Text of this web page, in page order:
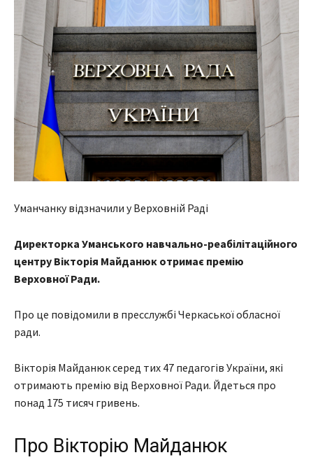
Уманчанку відзначили у Верховній Раді
Директорка Уманського навчально-реабілітаційного
центру Вікторія Майданюк отримає премію
Верховної Ради.
Про це повідомили в пресслужбі Черкаської обласної
ради.
Вікторія Майданюк серед тих 47 педагогів України, які
отримають премію від Верховної Ради. Йдеться про
понад 175 тисяч гривень.
Про Вікторію Майданюк